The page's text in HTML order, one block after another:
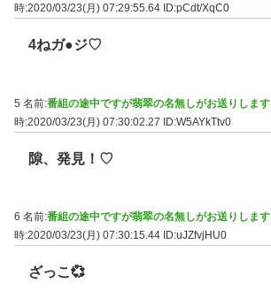
時:2020/03/23(月) 07:29:55.64 ID:pCdt/XqC0
4ねガ●ジ♡
5 名前:番組の途中ですが翡翠の名無しがお送りします
時:2020/03/23(月) 07:30:02.27 ID:W5AYkTtv0
隙、発見！♡
6 名前:番組の途中ですが翡翠の名無しがお送りします
時:2020/03/23(月) 07:30:15.44 ID:uJZfvjHU0
ざっこ💞